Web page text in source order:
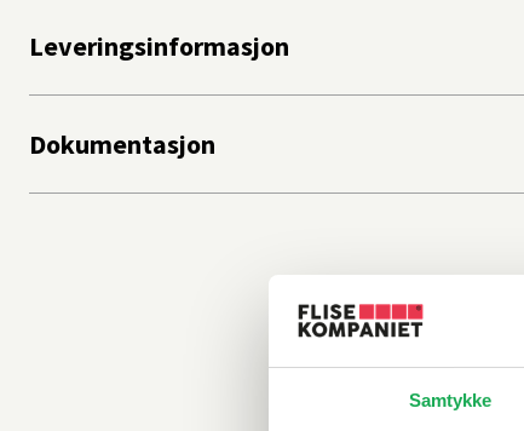
Samtykke
Leveringsinformasjon
Dokumentasjon